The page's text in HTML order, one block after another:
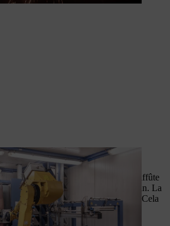
lors de la fabrication des guides.
suivante, une meuleuse fermée affûte
de la chaîne dans le guide plein. La
est ensuite à nouveau trempée. Cela
du guide-chaîne plein aux
strictes.